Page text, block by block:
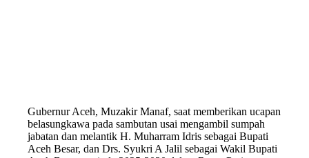
Gubernur Aceh, Muzakir Manaf, saat memberikan ucapan
belasungkawa pada sambutan usai mengambil sumpah
jabatan dan melantik H. Muharram Idris sebagai Bupati
Aceh Besar, dan Drs. Syukri A Jalil sebagai Wakil Bupati